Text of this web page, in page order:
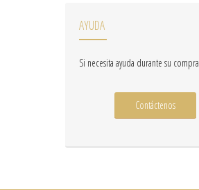
AYUDA
Si necesita ayuda durante su compra
Contáctenos